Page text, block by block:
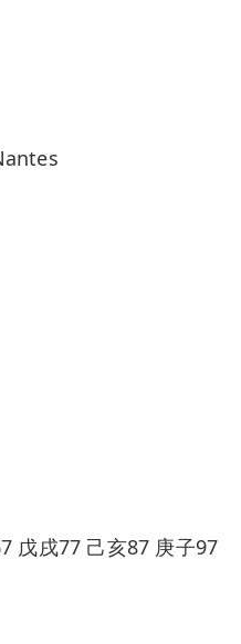
戊戌77 己亥87 庚子97